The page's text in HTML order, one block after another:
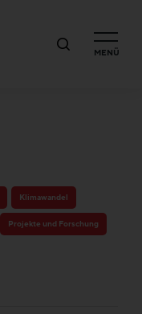
MENÜ
Klimawandel
Projekte und Forschung